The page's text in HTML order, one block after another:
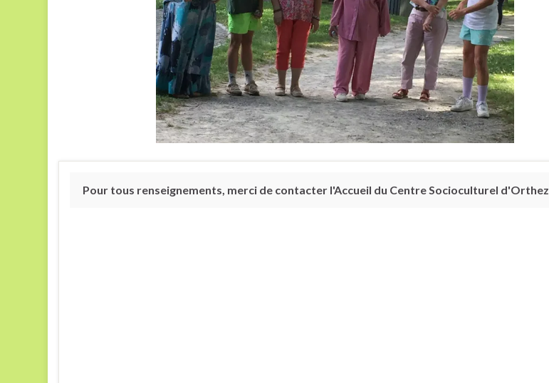
Pour tous renseignements, merci de contacter l'Accueil du Centre Socioculturel d'Orthez.